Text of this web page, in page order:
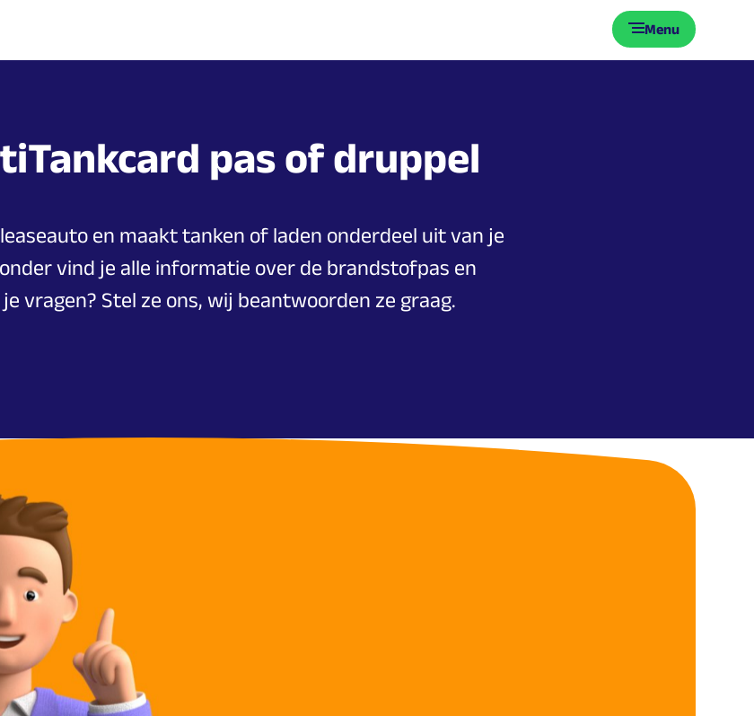
Menu
pas of druppel
en maakt tanken of laden onderdeel uit van je
vind je alle informatie over de brandstofpas en
vragen? Stel ze ons, wij beantwoorden ze graag.